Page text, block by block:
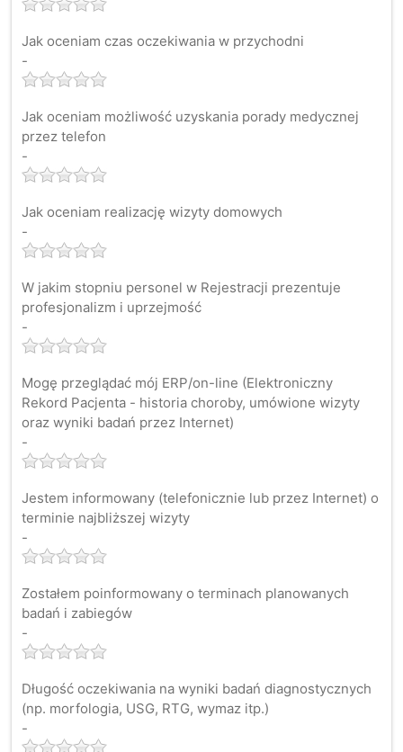
Jak oceniam czas oczekiwania w przychodni
-
Jak oceniam możliwość uzyskania porady medycznej
przez telefon
-
Jak oceniam realizację wizyty domowych
-
W jakim stopniu personel w Rejestracji prezentuje
profesjonalizm i uprzejmość
-
Mogę przeglądać mój ERP/on-line (Elektroniczny
Rekord Pacjenta - historia choroby, umówione wizyty
oraz wyniki badań przez Internet)
-
Jestem informowany (telefonicznie lub przez Internet) o
terminie najbliższej wizyty
-
Zostałem poinformowany o terminach planowanych
badań i zabiegów
-
Długość oczekiwania na wyniki badań diagnostycznych
(np. morfologia, USG, RTG, wymaz itp.)
-